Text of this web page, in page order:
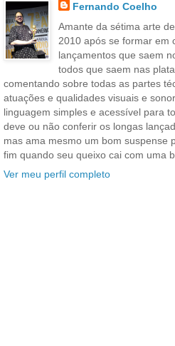
Fernando Coelho
Amante da sétima arte
2010 após se formar em
lançamentos que saem
todos que saem nas
comentando sobre todas as partes
atuações e qualidades visuais e
linguagem simples e acessível para
deve ou não conferir os longas
mas ama mesmo um bom suspense
fim quando seu queixo cai com uma
Ver meu perfil completo